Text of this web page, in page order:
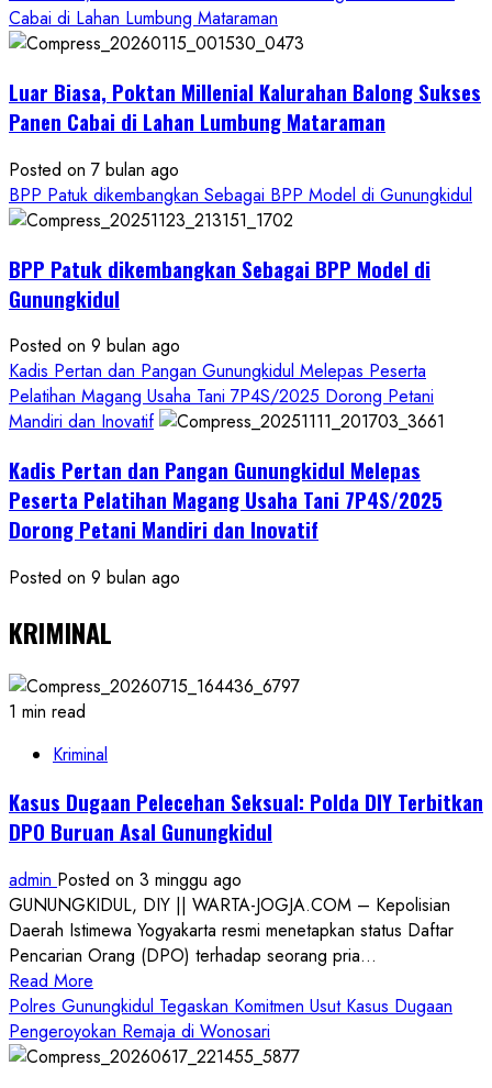
Ketahanan
Pangan
Petani
Cabai di Lahan Lumbung Mataraman
Luar Biasa, Poktan Millenial Kalurahan Balong Sukses
Panen Cabai di Lahan Lumbung Mataraman
Posted on 7 bulan ago
BPP Patuk dikembangkan Sebagai BPP Model di Gunungkidul
BPP Patuk dikembangkan Sebagai BPP Model di
Gunungkidul
Posted on 9 bulan ago
Kadis Pertan dan Pangan Gunungkidul Melepas Peserta
Pelatihan Magang Usaha Tani 7P4S/2025 Dorong Petani
Mandiri dan Inovatif
Kadis Pertan dan Pangan Gunungkidul Melepas
Peserta Pelatihan Magang Usaha Tani 7P4S/2025
Dorong Petani Mandiri dan Inovatif
Posted on 9 bulan ago
KRIMINAL
1 min read
Kriminal
Kasus Dugaan Pelecehan Seksual: Polda DIY Terbitkan
DPO Buruan Asal Gunungkidul
admin Posted on 3 minggu ago
GUNUNGKIDUL, DIY || WARTA-JOGJA.COM – Kepolisian
Daerah Istimewa Yogyakarta resmi menetapkan status Daftar
Pencarian Orang (DPO) terhadap seorang pria...
Read More
more
about
Kasus
Polres Gunungkidul Tegaskan Komitmen Usut Kasus Dugaan
Pengeroyokan Remaja di Wonosari